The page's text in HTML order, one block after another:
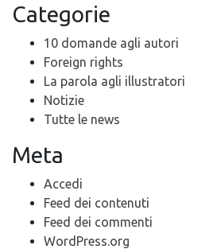
Categorie
10 domande agli autori
Foreign rights
La parola agli illustratori
Notizie
Tutte le news
Meta
Accedi
Feed dei contenuti
Feed dei commenti
WordPress.org